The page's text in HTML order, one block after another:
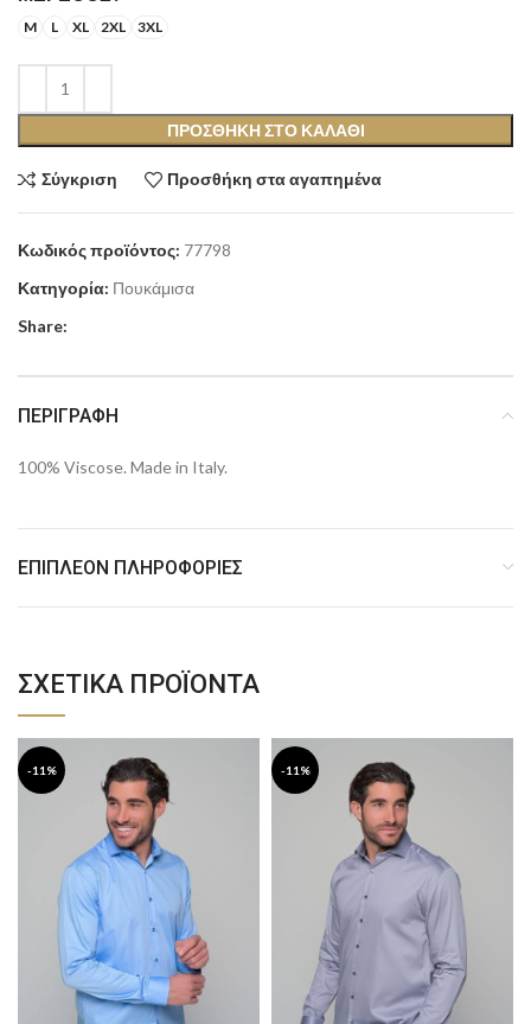
19,90€.
M L XL 2XL 3XL
ΠΡΟΣΘΉΚΗ ΣΤΟ ΚΑΛΆΘΙ
Σύγκριση Προσθήκη στα αγαπημένα
Κωδικός προϊόντος: 77798
Κατηγορία: Πουκάμισα
Share:
ΠΕΡΙΓΡΑΦΉ
100% Viscose. Made in Italy.
ΕΠΙΠΛΈΟΝ ΠΛΗΡΟΦΟΡΊΕΣ
ΣΧΕΤΙΚΆ ΠΡΟΪΌΝΤΑ
-11% -11%